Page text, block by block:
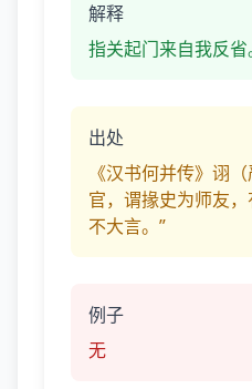
解释
指关起门来自我反省
出处
《汉书何并传》诩
官，谓掾史为师友
不大言。”
例子
无